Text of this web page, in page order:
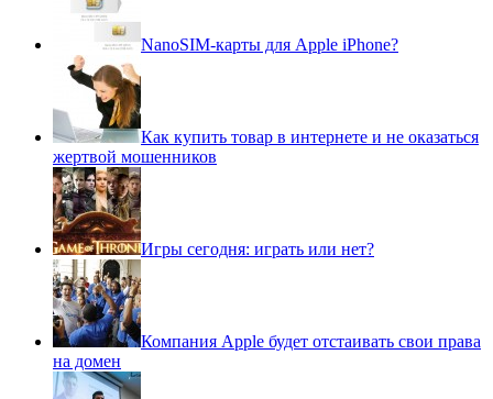
NanoSIM-карты для Apple iPhone?
Как купить товар в интернете и не оказаться
жертвой мошенников
Игры сегодня: играть или нет?
Компания Apple будет отстаивать свои права
на домен